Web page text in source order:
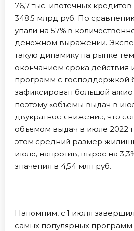
76,7 тыс. ипотечных
348,5 млрд руб. По
упали на 57% в
денежном выражении.
такую динамику на рынке
окончанием срока действия
программ с господдержкой
зафиксирован большой
поэтому «объемы выдач в
двукратное снижение, что
объемом выдач в июле 2022
этом средний размер
июле, напротив, вырос на
значения в 4,54 млн руб.
Напомним, с 1 июля
самых популярных программ